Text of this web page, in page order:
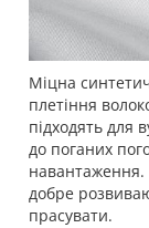
Міцна
плетіння
підходять для
до поганих
навантаження.
добре
прасувати.